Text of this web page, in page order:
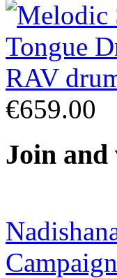
€659.00
Join and
Campaign